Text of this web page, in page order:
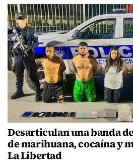
Desarticulan una banda
de marihuana, cocaína y
La Libertad